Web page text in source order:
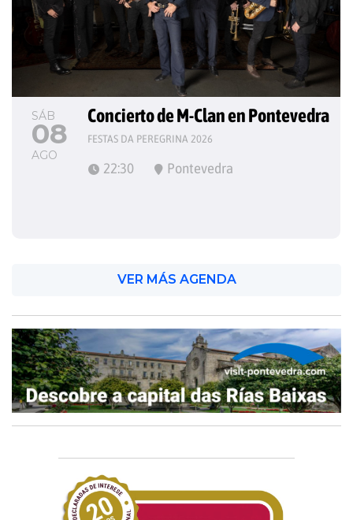
SÁB
08
AGO
Concierto de M-Clan en Pontevedra
FESTAS DA PEREGRINA 2026
22:30 Pontevedra
VER MÁS AGENDA